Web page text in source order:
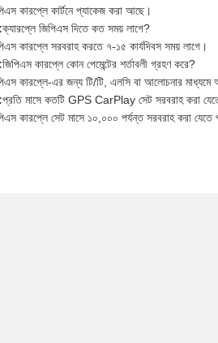
কারপ্লে কার্টনে প্যাকেজ করা আছে।
ক্যারপ্লে জিপিএস দিতে কত সময় লাগে?
কারপ্লে সরবরাহ করতে ৭-১৫ কার্যদিবস সময় লাগে।
জিপিএস কারপ্লে কোন পেমেন্টের শর্তাবলী গ্রহণ করে?
কারপ্লে-এর জন্য টি/টি, এলসি বা আলোচনার মাধ্যমে
প্রতি মাসে কতটি GPS CarPlay সেট সরবরাহ করা
কারপ্লে সেট মাসে ১০,০০০ পর্যন্ত সরবরাহ করা যেতে